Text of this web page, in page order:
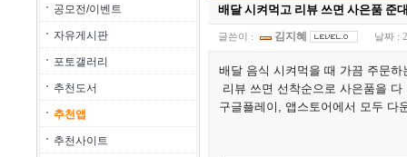
공모전/이벤트
자유게시판
포토갤러리
추천도서
추천앱
추천사이트
배달 시켜먹고 리뷰 쓰면 사은품 준
글쓴이 : 김지혜 날짜 :
배달 음식 시켜먹을 때 가끔 주문
리뷰 쓰면 선착순으로 사은품을
구글플레이, 앱스토어에서 모두 다